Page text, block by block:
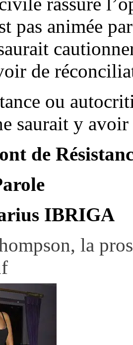
pas animée
de
ou
saurait y
de
IBRIGA
la